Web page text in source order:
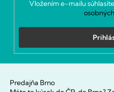
Vložením e-mailu
Predajňa Brno